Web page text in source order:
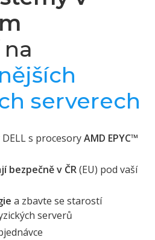
serverech
s procesoryAMD EPYC™
bezpečně v ČR(EU) pod vaší
a zbavte se starostí
serverů